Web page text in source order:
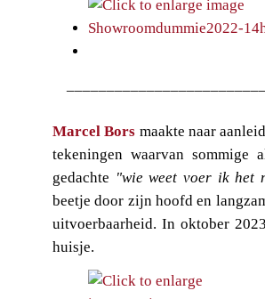
Marcel Bors maakte naar
tekeningen waarvan sommige
gedachte "wie weet voer ik het
beetje door zijn hoofd en
uitvoerbaarheid. In oktober
huisje.